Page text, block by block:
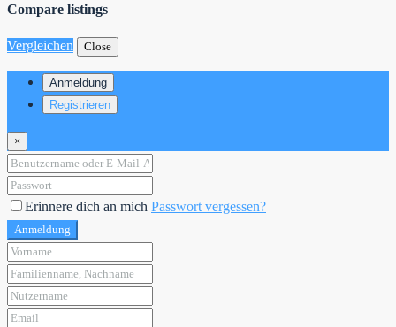
Compare listings
Vergleichen Close
Anmeldung
Registrieren
×
Erinnere dich an mich Passwort vergessen?
Anmeldung